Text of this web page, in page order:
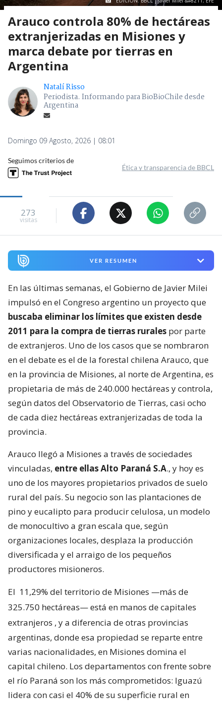
Arauco controla 80% de hectáreas
extranjerizadas en Misiones y
marca debate por tierras en
Argentina
Natalí Risso
Periodista. Informando para BioBioChile desde
Argentina
Domingo 09 Agosto, 2026 | 08:01
Seguimos criterios de
Ética y transparencia de BBCL
273
visitas
VER RESUMEN
En las últimas semanas, el Gobierno de Javier Milei
impulsó en el Congreso argentino un proyecto que
buscaba eliminar los límites que existen desde
2011 para la compra de tierras rurales por parte
de extranjeros. Uno de los casos que se nombraron
en el debate es el de la forestal chilena Arauco, que
en la provincia de Misiones, al norte de Argentina, es
propietaria de más de 240.000 hectáreas y controla,
según datos del Observatorio de Tierras, casi ocho
de cada diez hectáreas extranjerizadas de toda la
provincia.
Arauco llegó a Misiones a través de sociedades
vinculadas, entre ellas Alto Paraná S.A., y hoy es
uno de los mayores propietarios privados de suelo
rural del país. Su negocio son las plantaciones de
pino y eucalipto para producir celulosa, un modelo
de monocultivo a gran escala que, según
organizaciones locales, desplaza la producción
diversificada y el arraigo de los pequeños
productores misioneros.
El 11,29% del territorio de Misiones —más de
325.750 hectáreas— está en manos de capitales
extranjeros , y a diferencia de otras provincias
argentinas, donde esa propiedad se reparte entre
varias nacionalidades, en Misiones domina el
capital chileno. Los departamentos con frente sobre
el río Paraná son los más comprometidos: Iguazú
lidera con casi el 40% de su superficie rural en